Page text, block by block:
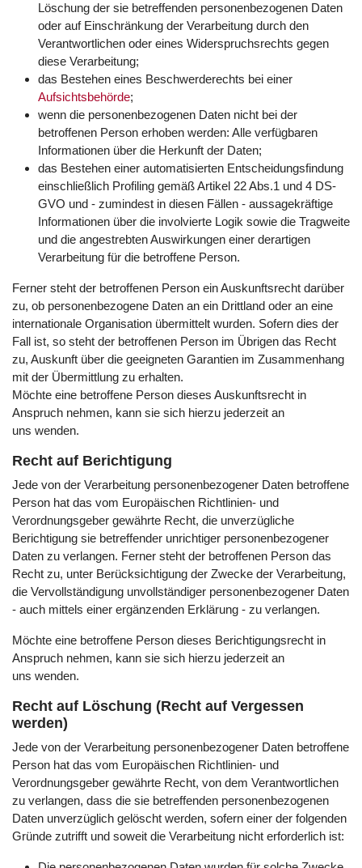
Löschung der sie betreffenden personenbezogenen Daten
oder auf Einschränkung der Verarbeitung durch den
Verantwortlichen oder eines Widerspruchsrechts gegen
diese Verarbeitung;
das Bestehen eines Beschwerderechts bei einer
Aufsichtsbehörde;
wenn die personenbezogenen Daten nicht bei der
betroffenen Person erhoben werden: Alle verfügbaren
Informationen über die Herkunft der Daten;
das Bestehen einer automatisierten Entscheidungsfindung
einschließlich Profiling gemäß Artikel 22 Abs.1 und 4 DS-
GVO und - zumindest in diesen Fällen - aussagekräftige
Informationen über die involvierte Logik sowie die Tragweite
und die angestrebten Auswirkungen einer derartigen
Verarbeitung für die betroffene Person.
Ferner steht der betroffenen Person ein Auskunftsrecht darüber
zu, ob personenbezogene Daten an ein Drittland oder an eine
internationale Organisation übermittelt wurden. Sofern dies der
Fall ist, so steht der betroffenen Person im Übrigen das Recht
zu, Auskunft über die geeigneten Garantien im Zusammenhang
mit der Übermittlung zu erhalten.
Möchte eine betroffene Person dieses Auskunftsrecht in
Anspruch nehmen, kann sie sich hierzu jederzeit an
uns wenden.
Recht auf Berichtigung
Jede von der Verarbeitung personenbezogener Daten betroffene
Person hat das vom Europäischen Richtlinien- und
Verordnungsgeber gewährte Recht, die unverzügliche
Berichtigung sie betreffender unrichtiger personenbezogener
Daten zu verlangen. Ferner steht der betroffenen Person das
Recht zu, unter Berücksichtigung der Zwecke der Verarbeitung,
die Vervollständigung unvollständiger personenbezogener Daten
- auch mittels einer ergänzenden Erklärung - zu verlangen.
Möchte eine betroffene Person dieses Berichtigungsrecht in
Anspruch nehmen, kann sie sich hierzu jederzeit an
uns wenden.
Recht auf Löschung (Recht auf Vergessen
werden)
Jede von der Verarbeitung personenbezogener Daten betroffene
Person hat das vom Europäischen Richtlinien- und
Verordnungsgeber gewährte Recht, von dem Verantwortlichen
zu verlangen, dass die sie betreffenden personenbezogenen
Daten unverzüglich gelöscht werden, sofern einer der folgenden
Gründe zutrifft und soweit die Verarbeitung nicht erforderlich ist: